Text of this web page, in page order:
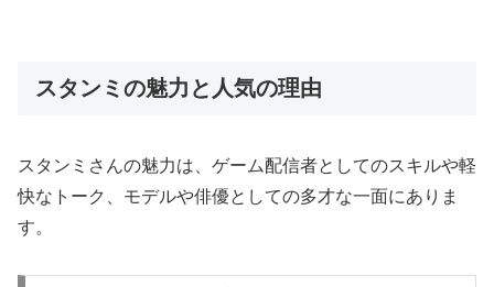
スタンミの魅力と人気の理由
スタンミさんの魅力は、ゲーム配信者としてのスキルや軽
快なトーク、モデルや俳優としての多才な一面にありま
す。